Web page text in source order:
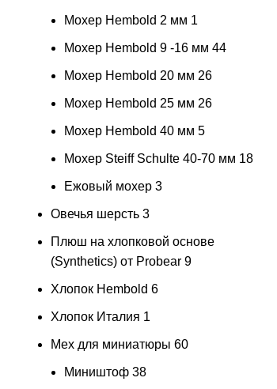
Мохер Hembold 2 мм 1
Мохер Hembold 9 -16 мм 44
Мохер Hembold 20 мм 26
Мохер Hembold 25 мм 26
Мохер Hembold 40 мм 5
Мохер Steiff Schulte 40-70 мм 18
Ежовый мохер 3
Овечья шерсть 3
Плюш на хлопковой основе
(Synthetics) от Probear 9
Хлопок Hembold 6
Хлопок Италия 1
Мех для миниатюры 60
Миништоф 38